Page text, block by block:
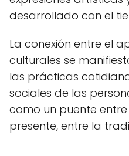
desarrollado con el
La conexión entre el
culturales se
las prácticas
sociales de las
como un puente
presente, entre la